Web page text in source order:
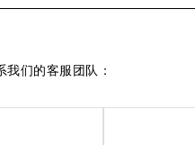
们的客服团队：